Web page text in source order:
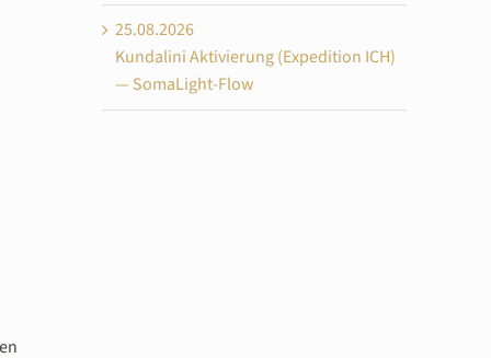
25.08.2026
Kundalini Aktivierung (Expedition ICH)
— SomaLight-Flow